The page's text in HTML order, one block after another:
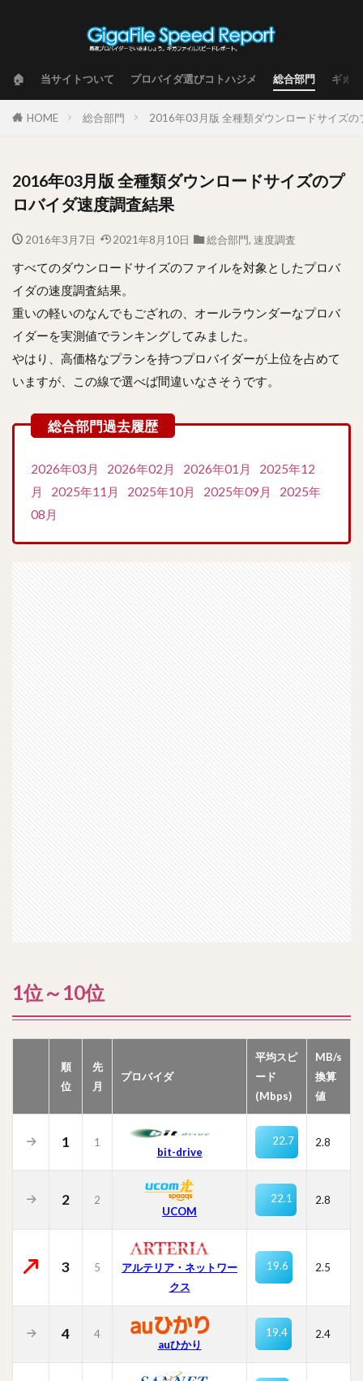
🏠 当サイトついて プロバイダ選びコトハジメ 総合部門 ギガ
HOME 総合部門 2016年03月版 全種類ダウンロードサイズの
2016年03月版 全種類ダウンロードサイズのプ
ロバイダ速度調査結果
2016年3月7日 2021年8月10日 総合部門, 速度調査
すべてのダウンロードサイズのファイルを対象としたプロバ
イダの速度調査結果。
重いの軽いのなんでもござれの、オールラウンダーなプロバ
イダーを実測値でランキングしてみました。
やはり、高価格なプランを持つプロバイダーが上位を占めて
いますが、この線で選べば間違いなさそうです。
2026年03月 2026年02月 2026年01月
2025年12
月
2025年11月 2025年10月 2025年09月
2025年
08月
1位～10位
順
位
先
月
プロバイダ
平均スピ
ード
(Mbps)
MB/s
換算
値
1 1
bit-drive
22.7 2.8
2
2
UCOM
22.1 2.8
3 5
アルテリア・ネットワー
クス
19.6 2.5
4
4
auひかり
19.4 2.4